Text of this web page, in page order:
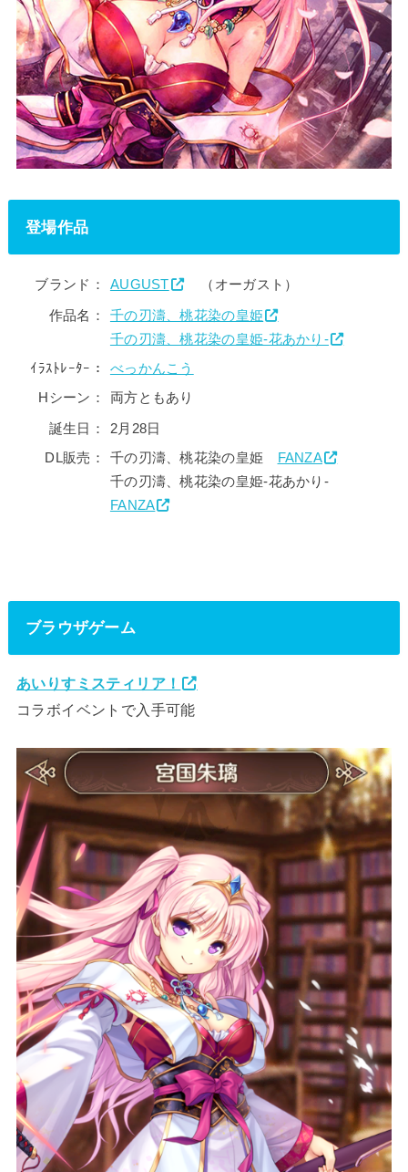
登場作品
ブランド： AUGUST （オーガスト）
作品名：
千の刃濤、桃花染の皇姫
千の刃濤、桃花染の皇姫‐花あかり‐
ｲﾗｽﾄﾚｰﾀｰ：
べっかんこう
Hシーン：
両方ともあり
誕生日：
2月28日
DL販売：
千の刃濤、桃花染の皇姫
FANZA
千の刃濤、桃花染の皇姫‐花あかり‐
FANZA
ブラウザゲーム
あいりすミスティリア！
コラボイベントで入手可能